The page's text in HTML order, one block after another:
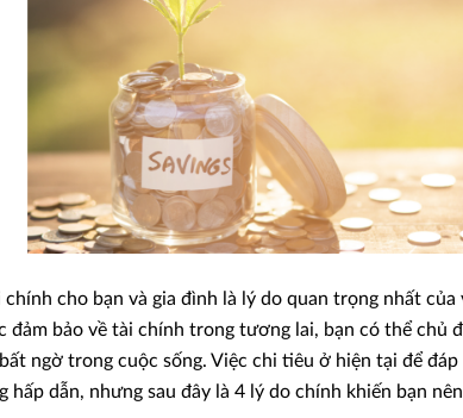
cho bạn và gia đình là lý do quan trọng nhất
đảm bảo về tài chính trong tương lai, bạn có thể chủ
ngờ trong cuộc sống. Việc chi tiêu ở hiện tại để
hấp dẫn, nhưng sau đây là 4 lý do chính khiến bạn